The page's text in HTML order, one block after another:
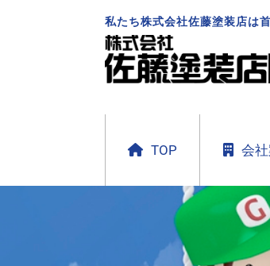
私たち株式会社佐藤塗装店は
TOP 会